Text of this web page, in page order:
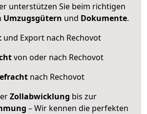
unterstützen Sie beim richtigen
Umzugsgütern und Dokumente.
und Export nach Rechovot
von oder nach Rechovot
nach Rechovot
Zollabwicklung bis zur
– Wir kennen die perfekten